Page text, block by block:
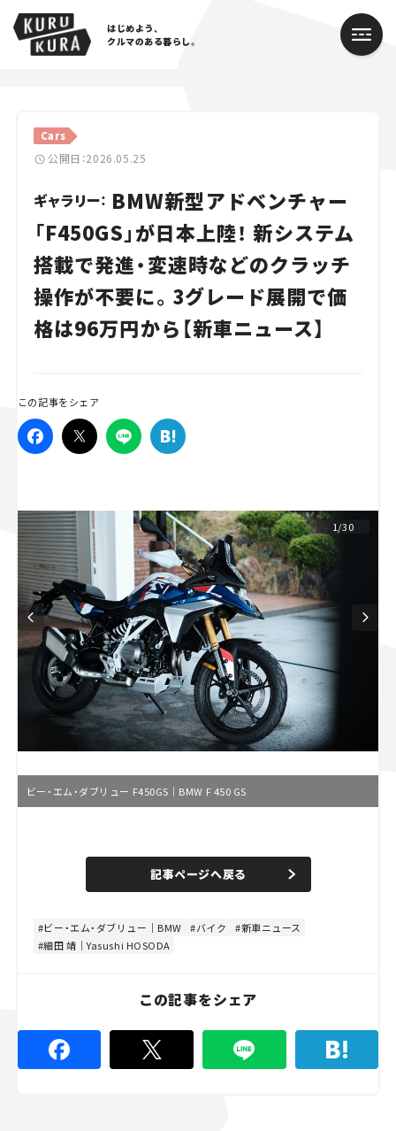
はじめよう、
クルマのある暮らし。
Cars
公開日：2026.05.25
ギャラリー： BMW新型アドベンチャー
「F450GS」が日本上陸！ 新システム
搭載で発進・変速時などのクラッチ
操作が不要に。3グレード展開で価
格は96万円から【新車ニュース】
この記事をシェア
1/30
ビー・エム・ダブリュー F450GS｜BMW F 450 GS
記事ページへ戻る
ビー・エム・ダブリュー｜BMW バイク
新車ニュース
細田 靖｜Yasushi HOSODA
この記事をシェア
Cars
Lifestyle
Traffic
Special
Series
スズキ ジムニー｜Suzuki Jimny
マツダ｜Mazda
マツダ ロードスター｜Mazda Roadster